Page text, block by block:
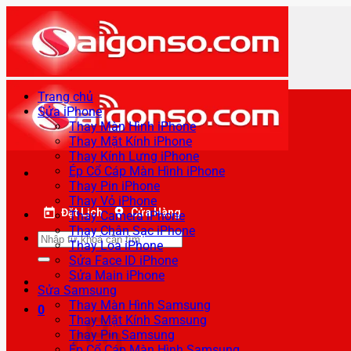
qua
nội
dung
Đặt Lịch Cửa Hàng
Tìm
kiếm:
0
Trang chủ
Sửa iPhone
Thay Màn Hình iPhone
Thay Mặt Kính iPhone
Thay Kính Lưng iPhone
Ép Cổ Cáp Màn Hình iPhone
Thay Pin iPhone
Thay Vỏ iPhone
Thay Camera iPhone
Thay Chân Sạc iPhone
Thay Loa iPhone
Sửa Face ID iPhone
Sửa Main iPhone
Sửa Samsung
Thay Màn Hình Samsung
Thay Mặt Kính Samsung
Thay Pin Samsung